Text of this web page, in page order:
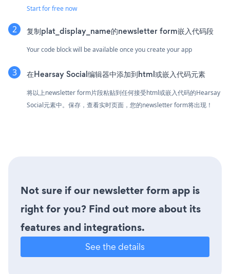
Start for free now
复制plat_display_name的newsletter form嵌入代码段
Your code block will be available once you create your app
在Hearsay Social编辑器中添加到html或嵌入代码元素
将以上newsletter form片段粘贴到任何接受html或嵌入代码的Hearsay
Social元素中。保存，查看实时页面，您的newsletter form将出现！
Not sure if our newsletter form app is
right for you? Find out more about its
features and integrations.
See the details